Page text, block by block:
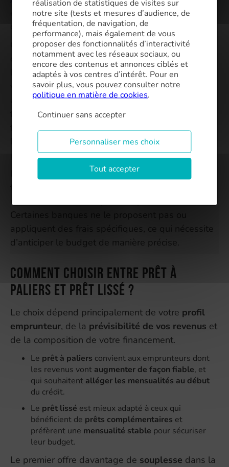
épargne logement pour éviter toute variation
d’échéance.
Grâce à cette harmonisation, les prêts se
compensent entre eux : lorsque l’un se termine,
les autres prennent le relais sans créer de
variations de mensualité. Le prêt lissé apporte
ainsi unevisibilité budgétaire renforcée
facilite l’intégration de prêts aidés dans le
financement global. Il contribue aussi àoptimiser
taux d’endettement, un critère déterminant
pour obtenir l’accord de la banque.
En revanche, ce montage peut entraîner un
remboursement du capital est plus étalé.
Certaines banques ne le proposent pas ou
appliquent des frais spécifiques, ce qui nécessite
d’anticiper le budget de manière précise.
Comment choisir entre prêt à
paliers et prêt lissé ?
Le choix dépend principalement de votre profil
emprunteur, de la prévisibilité de vos revenus et
de la composition de votre financement.
Le prêt à paliers convient aux emprunteurs dont
les revenus vont augmenter de façon fiable, et
qui souhaitent alléger les mensualités au début
du crédit.
Le prêt lissé est mieux adapté à ceux qui
bénéficient de prêts complémentaires et
préfèrent une mensualité stable pour sécuriser
leur budget.
Le premier offre davantage de souplesse dans la
réalisation de statistiques de visites sur
notre site (tests et mesures d’audience, de
fréquentation, de navigation, de
performance), mais également de vous
proposer des fonctionnalités d’interactivité
notamment avec les réseaux sociaux, ou
encore des contenus et annonces ciblés et
adaptés à vos centres d’intérêt. Pour en
savoir plus, vous pouvez consulter notre
politique en matière de cookies.
Continuer sans accepter
Personnaliser mes choix
Tout accepter